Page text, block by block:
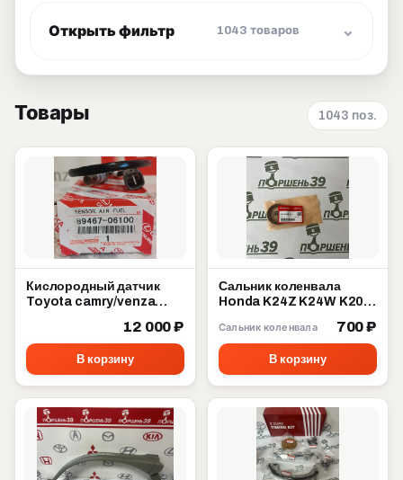
Открыть фильтр 1043 товаров
Товары 1043 поз.
Кислородный датчик
Toyota camry/venza
12 000 ₽
В корзину
Сальник коленвала
Honda K24Z K24W K20A
Сальник коленвала 700 ₽
В корзину